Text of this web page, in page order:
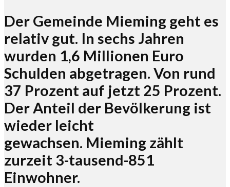
Der Gemeinde Mieming geht es
relativ gut. In sechs Jahren
wurden 1,6 Millionen Euro
Schulden abgetragen. Von rund
37 Prozent auf jetzt 25 Prozent.
Der Anteil der Bevölkerung ist
wieder leicht
gewachsen. Mieming zählt
zurzeit 3-tausend-851
Einwohner.